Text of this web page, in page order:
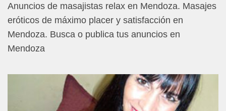
Anuncios de masajistas relax en Mendoza. Masajes
eróticos de máximo placer y satisfacción en
Mendoza. Busca o publica tus anuncios en
Mendoza